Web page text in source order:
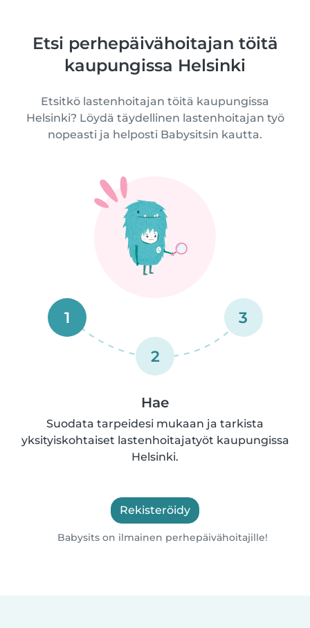
Etsi perhepäivähoitajan töitä
kaupungissa Helsinki
Etsitkö lastenhoitajan töitä kaupungissa
Helsinki? Löydä täydellinen lastenhoitajan työ
nopeasti ja helposti Babysitsin kautta.
1
2
3
Hae
Suodata tarpeidesi mukaan ja tarkista
yksityiskohtaiset lastenhoitajatyöt kaupungissa
Helsinki.
Rekisteröidy
Babysits on ilmainen perhepäivähoitajille!